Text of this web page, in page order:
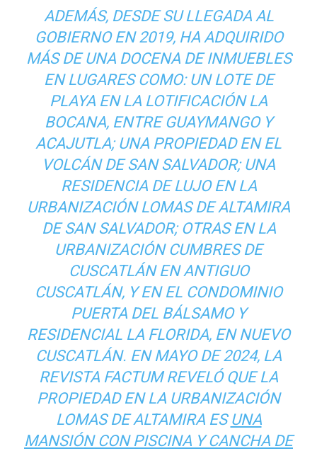
ADEMÁS, DESDE SU LLEGADA AL
GOBIERNO EN 2019, HA ADQUIRIDO
MÁS DE UNA DOCENA DE INMUEBLES
EN LUGARES COMO: UN LOTE DE
PLAYA EN LA LOTIFICACIÓN LA
BOCANA, ENTRE GUAYMANGO Y
ACAJUTLA; UNA PROPIEDAD EN EL
VOLCÁN DE SAN SALVADOR; UNA
RESIDENCIA DE LUJO EN LA
URBANIZACIÓN LOMAS DE ALTAMIRA
DE SAN SALVADOR; OTRAS EN LA
URBANIZACIÓN CUMBRES DE
CUSCATLÁN EN ANTIGUO
CUSCATLÁN, Y EN EL CONDOMINIO
PUERTA DEL BÁLSAMO Y
RESIDENCIAL LA FLORIDA, EN NUEVO
CUSCATLÁN. EN MAYO DE 2024, LA
REVISTA FACTUM REVELÓ QUE LA
PROPIEDAD EN LA URBANIZACIÓN
LOMAS DE ALTAMIRA ES UNA
MANSIÓN CON PISCINA Y CANCHA DE